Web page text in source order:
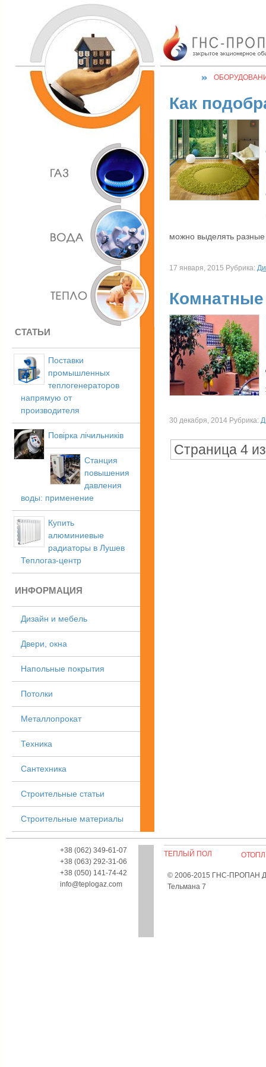
СТАТЬИ
Поставки
промышленных
теплогенераторов
напрямую от
производителя
Повірка лічильників
Станция
повышения
давления
воды: применение
Купить
алюминиевые
радиаторы в Лушев
Теплогаз-центр
ИНФОРМАЦИЯ
Дизайн и мебель
Двери, окна
Напольные покрытия
Потолки
Металлопрокат
Техника
Сантехника
Строительные статьи
Строительные материалы
Как
можно выделять
17 января, 2015 Рубрика:
Комнатные
30 декабря, 2014 Рубрика:
Страница 4
+38 (062) 349-61-07
+38 (063) 292-31-06
+38 (050) 141-74-42
info@teplogaz.com
ТЕПЛЫЙ ПОЛ
© 2006-2015 ГНС-ПРОПАН
Тельмана 7